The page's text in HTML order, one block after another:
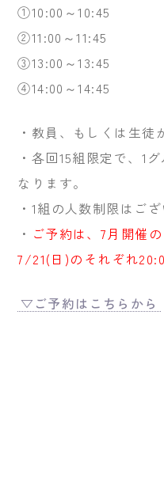
①10:00～10:45
②11:00～11:45
③13:00～13:45
④14:00～14:45
・教員、もしくは生徒
・各回15組限定で、1
なります。
・1組の人数制限はござ
・ ご予約は、7月開催
7/21(日)のそれぞれ
▽ご予約はこちらから